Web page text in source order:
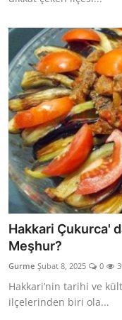
Hakkari Çukurca'
Meşhur?
Gurme Şubat 8, 2025 0
Hakkari’nin tarihi ve
ilçelerinden biri ola...